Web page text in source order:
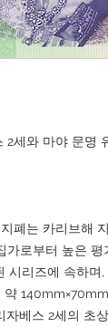
2세와 마야 문명
폐는 카리브해
로부터 높은 평
시리즈에 속하며
베스 2세의 초